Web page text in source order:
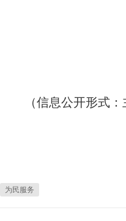
（信息公开形式：
为民服务